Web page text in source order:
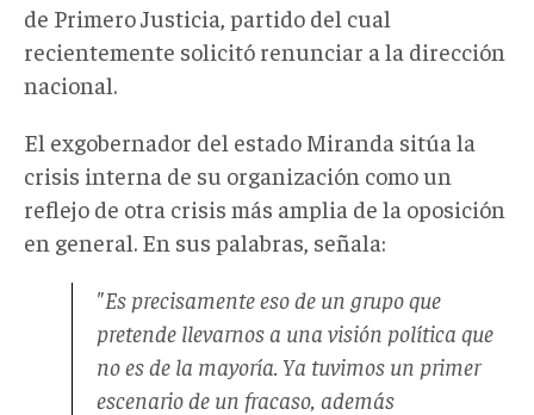
de Primero Justicia, partido del cual
recientemente solicitó renunciar a la dirección
nacional.
El exgobernador del estado Miranda sitúa la
crisis interna de su organización como un
reflejo de otra crisis más amplia de la oposición
en general. En sus palabras, señala:
"Es precisamente eso de un grupo que
pretende llevarnos a una visión política que
no es de la mayoría. Ya tuvimos un primer
escenario de un fracaso, además